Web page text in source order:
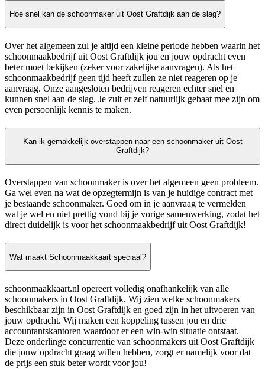
Hoe snel kan de schoonmaker uit Oost Graftdijk aan de slag?
Over het algemeen zul je altijd een kleine periode hebben waarin het
schoonmaakbedrijf uit Oost Graftdijk jou en jouw opdracht even
beter moet bekijken (zeker voor zakelijke aanvragen). Als het
schoonmaakbedrijf geen tijd heeft zullen ze niet reageren op je
aanvraag. Onze aangesloten bedrijven reageren echter snel en
kunnen snel aan de slag. Je zult er zelf natuurlijk gebaat mee zijn om
even persoonlijk kennis te maken.
Kan ik gemakkelijk overstappen naar een schoonmaker uit Oost
Graftdijk?
Overstappen van schoonmaker is over het algemeen geen probleem.
Ga wel even na wat de opzegtermijn is van je huidige contract met
je bestaande schoonmaker. Goed om in je aanvraag te vermelden
wat je wel en niet prettig vond bij je vorige samenwerking, zodat het
direct duidelijk is voor het schoonmaakbedrijf uit Oost Graftdijk!
Wat maakt Schoonmaakkaart speciaal?
schoonmaakkaart.nl opereert volledig onafhankelijk van alle
schoonmakers in Oost Graftdijk. Wij zien welke schoonmakers
beschikbaar zijn in Oost Graftdijk en goed zijn in het uitvoeren van
jouw opdracht. Wij maken een koppeling tussen jou en drie
accountantskantoren waardoor er een win-win situatie ontstaat.
Deze onderlinge concurrentie van schoonmakers uit Oost Graftdijk
die jouw opdracht graag willen hebben, zorgt er namelijk voor dat
de prijs een stuk beter wordt voor jou!